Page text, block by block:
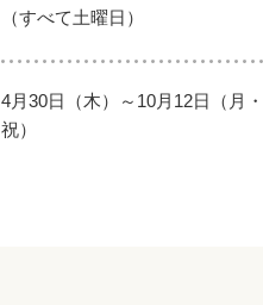
（すべて土曜日）
4月30日（木）～10月12日（月・
祝）